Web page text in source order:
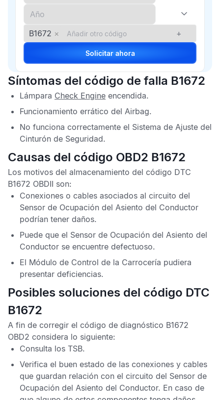
B1672 × +
Solicitar ahora
Síntomas del código de falla B1672
Lámpara Check Engine encendida.
Funcionamiento errático del Airbag.
No funciona correctamente el Sistema de Ajuste del
Cinturón de Seguridad.
Causas del código OBD2 B1672
Los motivos del almacenamiento del código DTC
B1672 OBDII son:
Conexiones o cables asociados al circuito del
Sensor de Ocupación del Asiento del Conductor
podrían tener daños.
Puede que el Sensor de Ocupación del Asiento del
Conductor se encuentre defectuoso.
El Módulo de Control de la Carrocería pudiera
presentar deficiencias.
Posibles soluciones del código DTC
B1672
A fin de corregir el código de diagnóstico B1672
OBD2 considera lo siguiente:
Consulta los TSB.
Verifica el buen estado de las conexiones y cables
que guardan relación con el circuito del Sensor de
Ocupación del Asiento del Conductor. En caso de